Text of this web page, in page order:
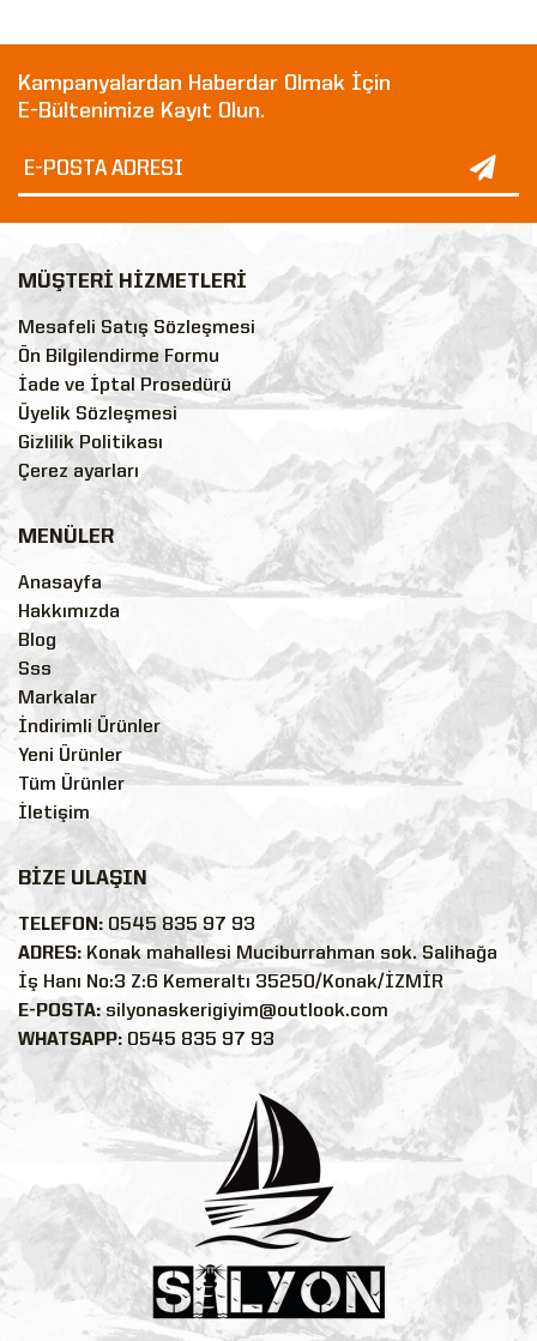
Kampanyalardan Haberdar Olmak İçin
E-Bültenimize Kayıt Olun.
MÜŞTERİ HİZMETLERİ
Mesafeli Satış Sözleşmesi
Ön Bilgilendirme Formu
İade ve İptal Prosedürü
Üyelik Sözleşmesi
Gizlilik Politikası
Çerez ayarları
MENÜLER
Anasayfa
Hakkımızda
Blog
Sss
Markalar
İndirimli Ürünler
Yeni Ürünler
Tüm Ürünler
İletişim
BİZE ULAŞIN
TELEFON: 0545 835 97 93
ADRES:Konak mahallesi Muciburrahman sok. Salihağa
İş Hanı No:3 Z:6 Kemeraltı 35250/Konak/İZMİR
E-POSTA: silyonaskerigiyim@outlook.com
WHATSAPP: 0545 835 97 93